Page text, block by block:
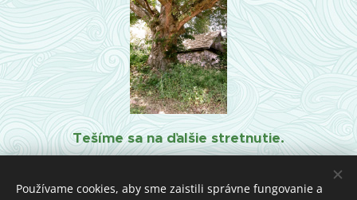
Tešíme sa na ďalšie stretnutie.
Používame cookies, aby sme zaistili správne fungovanie a